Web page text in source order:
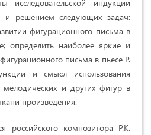
исследовательской индукции
и решением следующих задач:
фигурационного письма в
определить наиболее яркие и
письма в пьесе Р.
и смысл использования
мелодических и других фигур в
произведения.
российского композитора Р.К.